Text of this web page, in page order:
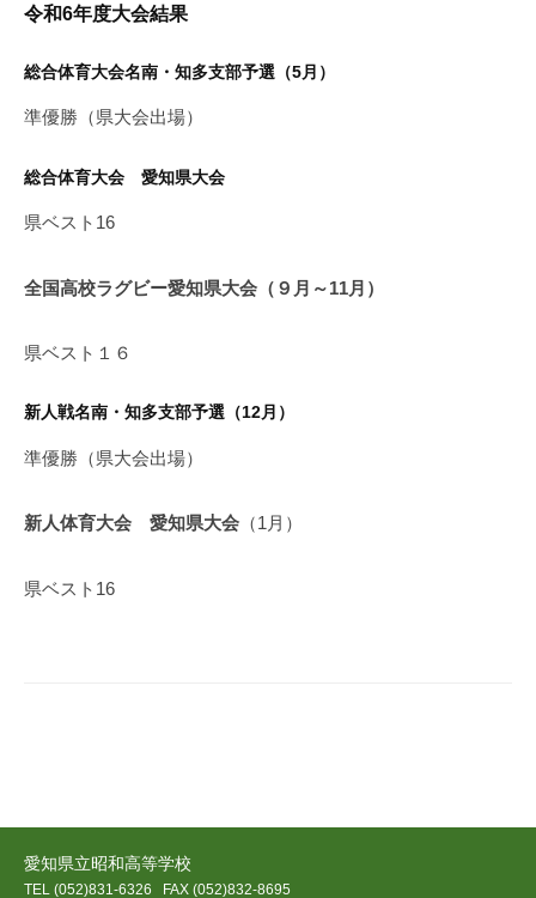
令和6年度大会結果
総合体育大会名南・知多支部予選（5月）
準優勝（県大会出場）
総合体育大会 愛知県大会
県ベスト16
全国高校ラグビー愛知県大会（９月～11月）
県ベスト１６
新人戦名南・知多支部予選（12月）
準優勝（県大会出場）
新人体育大会 愛知県大会 （1月）
県ベスト16
愛知県立昭和高等学校
TEL (052)831-6326 FAX (052)832-8695